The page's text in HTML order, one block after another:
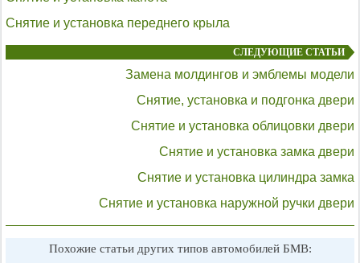
Снятие и установка переднего крыла
СЛЕДУЮЩИЕ СТАТЬИ
Замена молдингов и эмблемы модели
Снятие, установка и подгонка двери
Снятие и установка облицовки двери
Снятие и установка замка двери
Снятие и установка цилиндра замка
Снятие и установка наружной ручки двери
Похожие статьи других типов автомобилей БМВ: